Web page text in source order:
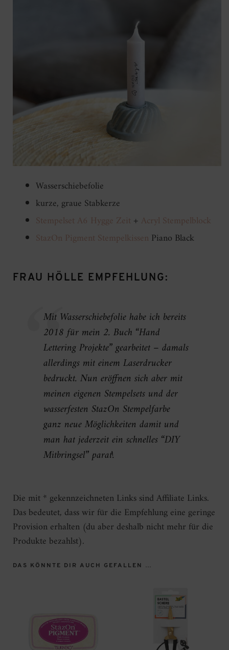
Wasserschiebefolie
kurze, graue Stabkerze
Stempelset A6 Hygge Zeit + Acryl Stempelblock
StazOn Pigment Stempelkissen Piano Black
FRAU HÖLLE EMPFEHLUNG:
Mit Wasserschiebefolie habe ich bereits
2018 für mein 2. Buch “Hand
Lettering Projekte” gearbeitet – damals
allerdings mit einem Laserdrucker
bedruckt. Nun eröffnen sich aber mit
meinen eigenen Stempelsets und der
wasserfesten StazOn Stempelfarbe
ganz neue Möglichkeiten damit und
man hat jederzeit ein schnelles “DIY
Mitbringsel” parat!
Die mit * gekennzeichneten Links sind Affiliate Links.
Das bedeutet, dass wir für die Empfehlung eine geringe
Provision erhalten (du aber deshalb nicht mehr für die
Produkte bezahlst).
DAS KÖNNTE DIR AUCH GEFALLEN …